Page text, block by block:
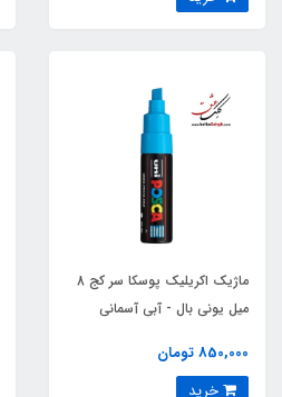
ماژیک اکریلیک پوسکا سر کج 8
میل یونی بال - آبی آسمانی
850,000 تومان